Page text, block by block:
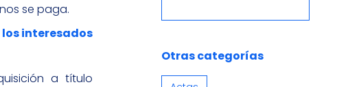
se paga.
interesados
a título
Otras categorías